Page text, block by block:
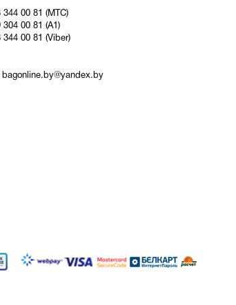
344 00 81 (МТС)
304 00 81 (A1)
344 00 81 (Viber)
bagonline.by@yandex.by